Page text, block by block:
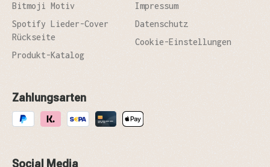
Bitmoji Motiv
Spotify Lieder-Cover
Rückseite
Produkt-Katalog
Impressum
Datenschutz
Cookie-Einstellungen
Zahlungsarten
Social Media